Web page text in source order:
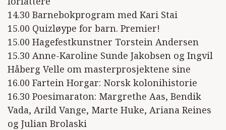
14.30 Barnebokprogram med Kari Stai
15.00 Quizløype for barn. Premier!
15.00 Hagefestkunstner Torstein Andersen
15.30 Anne-Karoline Sunde Jakobsen og Ingvil
Håberg Velle om masterprosjektene sine
16.00 Fartein Horgar: Norsk kolonihistorie
16.30 Poesimaraton: Margrethe Aas, Bendik
Vada, Arild Vange, Marte Huke, Ariana Reines
og Julian Brolaski